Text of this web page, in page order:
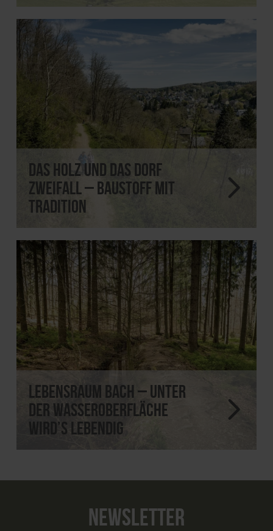
Das Holz und das Dorf
Zweifall – Baustoff mit
Tradition
Lebensraum Bach – unter
der Wasseroberfläche
wird’s lebendig
NEWSLETTER